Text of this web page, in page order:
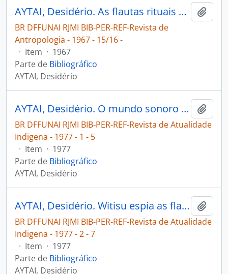
AYTAI, Desidério. As flautas rituais dos Nambikuara [Revista de Antropologia]
BR DFFUNAI RJMI BIB-PER-REF-Revista de
Antropologia - 1967 - 15/16 -
· Item · 1967
Parte de Bibliográfico
AYTAI, Desidério
AYTAI, Desidério. O mundo sonoro Xavante jovens criam em sonho melodias que todos cantam [Revista de Atualidade Indigena]
BR DFFUNAI RJMI BIB-PER-REF-Revista de Atualidade
Indigena - 1977 - 1 - 5
· Item · 1977
Parte de Bibliográfico
AYTAI, Desidério
AYTAI, Desidério. Witisu espia as flautas proibidas [Revista de Atualidade Indigena]
BR DFFUNAI RJMI BIB-PER-REF-Revista de Atualidade
Indigena - 1977 - 2 - 7
· Item · 1977
Parte de Bibliográfico
AYTAI, Desidério